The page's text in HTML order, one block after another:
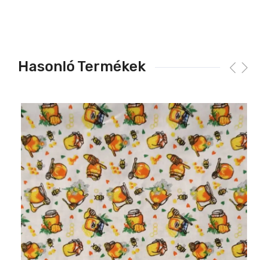
Hasonló Termékek